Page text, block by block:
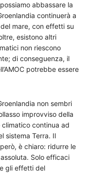
abbassare la
continuerà a
mare, con effetti su
esistono altri
non riescono
di conseguenza, il
potrebbe essere
non sembri
improvviso della
continua ad
sistema Terra. Il
è chiaro: ridurre le
Solo efficaci
gli effetti del